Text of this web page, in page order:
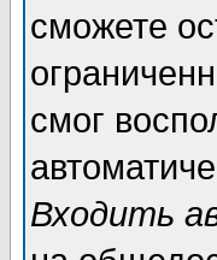
сможете
смог
Входить